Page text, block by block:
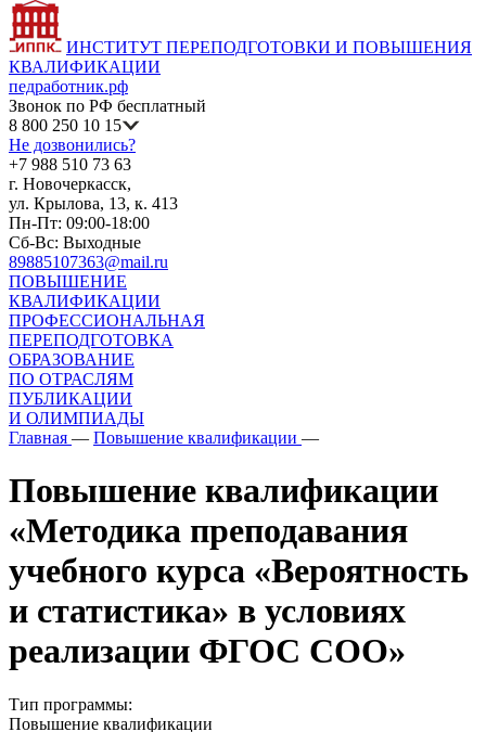
ИНСТИТУТ ПЕРЕПОДГОТОВКИ И ПОВЫШЕНИЯ
КВАЛИФИКАЦИИ
педработник.рф
Звонок по РФ бесплатный
8 800 250 10 15
Не дозвонились?
+7 988 510 73 63
г. Новочеркасск,
ул. Крылова, 13, к. 413
Пн-Пт: 09:00-18:00
Сб-Вс: Выходные
89885107363@mail.ru
ПОВЫШЕНИЕ
КВАЛИФИКАЦИИ
ПРОФЕССИОНАЛЬНАЯ
ПЕРЕПОДГОТОВКА
ОБРАЗОВАНИЕ
ПО ОТРАСЛЯМ
ПУБЛИКАЦИИ
И ОЛИМПИАДЫ
Главная — Повышение квалификации —
Повышение квалификации
«Методика преподавания
учебного курса «Вероятность
и статистика» в условиях
реализации ФГОС СОО»
Тип программы:
Повышение квалификации